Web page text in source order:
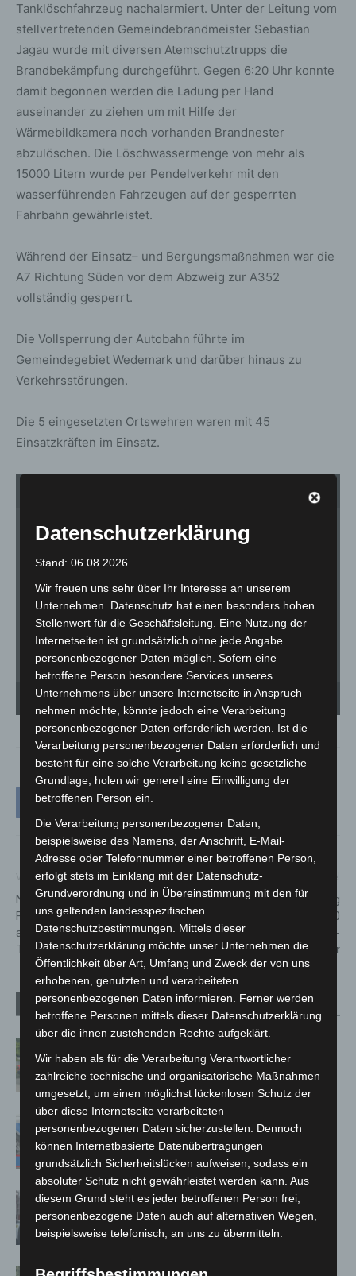
Tanklöschfahrzeug nachalarmiert. Unter der Leitung vom
stellvertretenden Gemeindebrandmeister Sebastian
Jagau wurde mit diversen Atemschutztrupps die
Brandbekämpfung durchgeführt. Gegen 6:20 Uhr konnte
damit begonnen werden die Ladung per Hand
auseinander zu ziehen um mit Hilfe der
Wärmebildkamera noch vorhanden Brandnester
abzulöschen. Die Löschwassermenge von mehr als
15000 Litern wurde per Pendelverkehr mit den
wasserführenden Fahrzeugen auf der gesperrten
Fahrbahn gewährleistet.
Während der Einsatz– und Bergungsmaßnahmen war die
A7 Richtung Süden vor dem Abzweig zur A352
vollständig gesperrt.
Die Vollsperrung der Autobahn führte im
Gemeindegebiet Wedemark und darüber hinaus zu
Verkehrsstörungen.
Die 5 eingesetzten Ortswehren waren mit 45
Einsatzkräften im Einsatz.
Ein mit Lebensmitteln und Supermarktwaren beladener LKW geriet am frühen
Dienstagmorgen auf der A7 bei Mellendorf in Brand. - Foto: Freiwillige Feuerwehr
Wedemark
Vorheriger Artikel
NABU Langenhagen:
Fledermäuse im Stadtwald und
an der Wietze mit moderner
Technik beobachten
„Tiere der Bibel“-Aktionstag
mit mehr als 350
Grundschulkindern im Erlebnis-
Zoo Hannover
Verwandte Artikel Mehr vom Autor
Notfallsanitäter starten beim Roten
Kreuz
Mann läuft mit Hockeyschläger über
A7 – Polizei sucht Zeugen
Celle: Mensch stirbt bei Bagger-Unfall
auf Baustelle
Datenschutzerklärung
Stand: 06.08.2026
Wir freuen uns sehr über Ihr Interesse an unserem
Unternehmen. Datenschutz hat einen besonders hohen
Stellenwert für die Geschäftsleitung. Eine Nutzung der
Internetseiten ist grundsätzlich ohne jede Angabe
personenbezogener Daten möglich. Sofern eine
betroffene Person besondere Services unseres
Unternehmens über unsere Internetseite in Anspruch
nehmen möchte, könnte jedoch eine Verarbeitung
personenbezogener Daten erforderlich werden. Ist die
Verarbeitung personenbezogener Daten erforderlich und
besteht für eine solche Verarbeitung keine gesetzliche
Grundlage, holen wir generell eine Einwilligung der
betroffenen Person ein.
Die Verarbeitung personenbezogener Daten,
beispielsweise des Namens, der Anschrift, E-Mail-
Adresse oder Telefonnummer einer betroffenen Person,
erfolgt stets im Einklang mit der Datenschutz-
Grundverordnung und in Übereinstimmung mit den für
uns geltenden landesspezifischen
Datenschutzbestimmungen. Mittels dieser
Datenschutzerklärung möchte unser Unternehmen die
Öffentlichkeit über Art, Umfang und Zweck der von uns
erhobenen, genutzten und verarbeiteten
personenbezogenen Daten informieren. Ferner werden
betroffene Personen mittels dieser Datenschutzerklärung
über die ihnen zustehenden Rechte aufgeklärt.
Wir haben als für die Verarbeitung Verantwortlicher
zahlreiche technische und organisatorische Maßnahmen
umgesetzt, um einen möglichst lückenlosen Schutz der
über diese Internetseite verarbeiteten
personenbezogenen Daten sicherzustellen. Dennoch
können Internetbasierte Datenübertragungen
grundsätzlich Sicherheitslücken aufweisen, sodass ein
absoluter Schutz nicht gewährleistet werden kann. Aus
diesem Grund steht es jeder betroffenen Person frei,
personenbezogene Daten auch auf alternativen Wegen,
beispielsweise telefonisch, an uns zu übermitteln.